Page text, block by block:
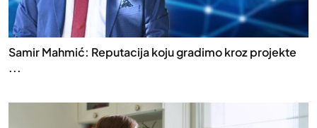
Samir Mahmić: Reputacija koju gradimo kroz projekte
...